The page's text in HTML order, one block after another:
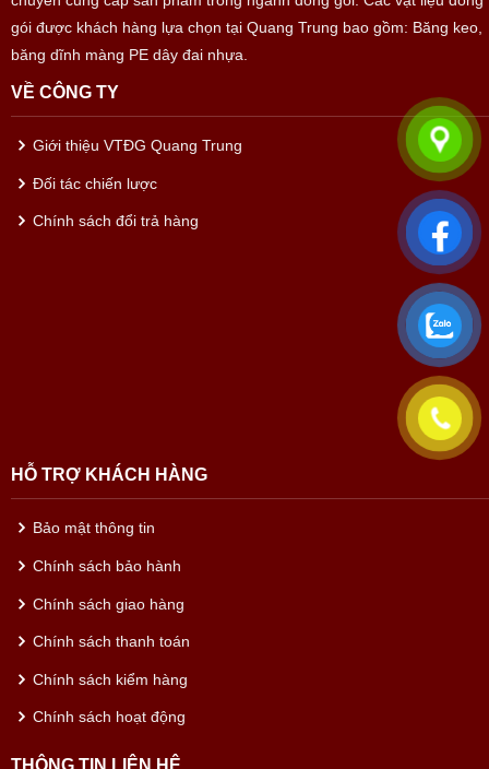
gói được khách hàng lựa chọn tại Quang Trung bao gồm: Băng keo,
băng dĩnh màng PE dây đai nhựa.
VỀ CÔNG TY
Giới thiệu VTĐG Quang Trung
Đối tác chiến lược
Chính sách đổi trả hàng
HỖ TRỢ KHÁCH HÀNG
Bảo mật thông tin
Chính sách bảo hành
Chính sách giao hàng
Chính sách thanh toán
Chính sách kiểm hàng
Chính sách hoạt động
THÔNG TIN LIÊN HỆ